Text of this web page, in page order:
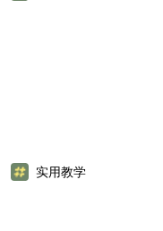
实用教学